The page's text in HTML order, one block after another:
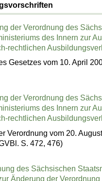
der Verordnung des
des Innern zur
rechtlichen
Gesetzes vom 10. April
der Verordnung des
des Innern zur
rechtlichen
Verordnung vom 20.
S. 472, 476)
des Sächsischen
Änderung der